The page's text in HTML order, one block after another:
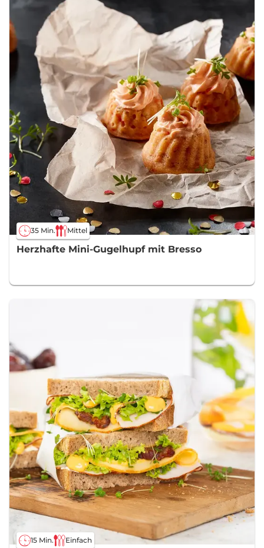
35 Min. Mittel
Herzhafte Mini-Gugelhupf mit Bresso
15 Min. Einfach